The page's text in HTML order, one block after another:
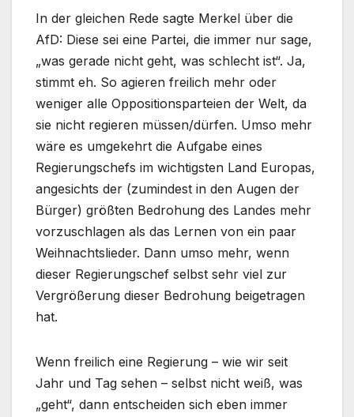
In der gleichen Rede sagte Merkel über die
AfD: Diese sei eine Partei, die immer nur sage,
„was gerade nicht geht, was schlecht ist“. Ja,
stimmt eh. So agieren freilich mehr oder
weniger alle Oppositionsparteien der Welt, da
sie nicht regieren müssen/dürfen. Umso mehr
wäre es umgekehrt die Aufgabe eines
Regierungschefs im wichtigsten Land Europas,
angesichts der (zumindest in den Augen der
Bürger) größten Bedrohung des Landes mehr
vorzuschlagen als das Lernen von ein paar
Weihnachtslieder. Dann umso mehr, wenn
dieser Regierungschef selbst sehr viel zur
Vergrößerung dieser Bedrohung beigetragen
hat.
Wenn freilich eine Regierung – wie wir seit
Jahr und Tag sehen – selbst nicht weiß, was
„geht“, dann entscheiden sich eben immer